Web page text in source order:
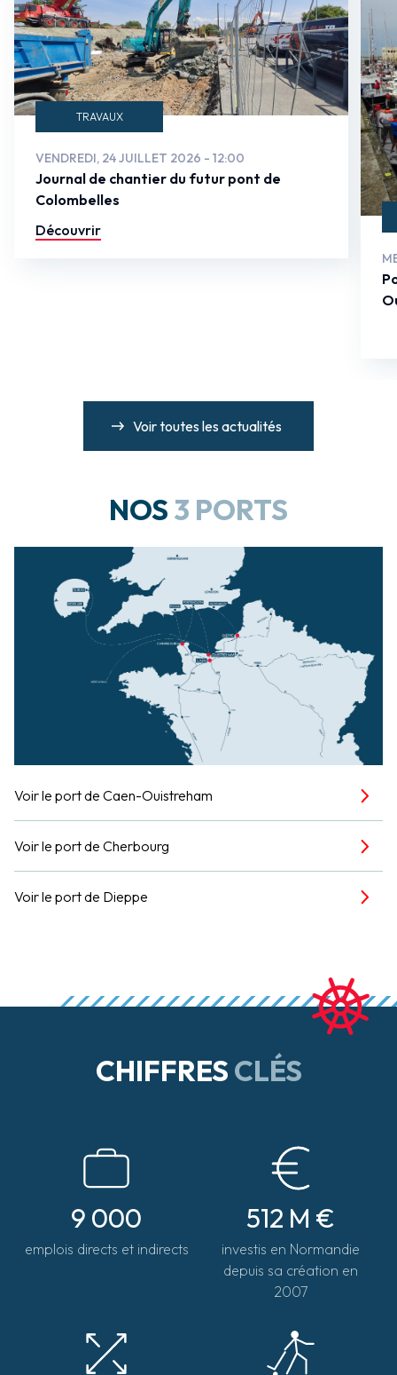
TRAVAUX
VENDREDI, 24 JUILLET 2026 - 12:00
Journal de chantier du futur pont de
Colombelles
Découvrir
Voir toutes les actualités
NOS 3 PORTS
Voir le port de Caen-Ouistreham
Voir le port de Cherbourg
Voir le port de Dieppe
CHIFFRES CLÉS
9 000
emplois directs et indirects
512 M €
investis en Normandie
depuis sa création en
2007